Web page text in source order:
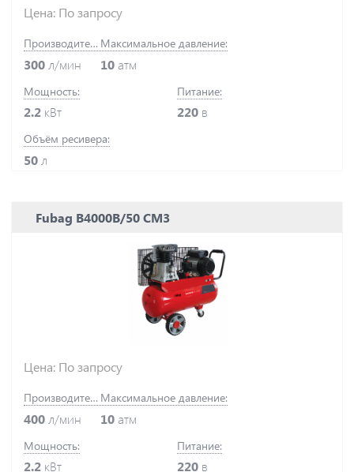
Цена: По запросу
Производительность:
300 л/мин
Максимальное давление:
10 атм
Мощность:
2.2 кВт
Питание:
220 в
Объём ресивера:
50 л
Fubag B4000B/50 СМ3
Цена: По запросу
Производительность:
400 л/мин
Максимальное давление:
10 атм
Мощность:
2.2 кВт
Питание:
220 в